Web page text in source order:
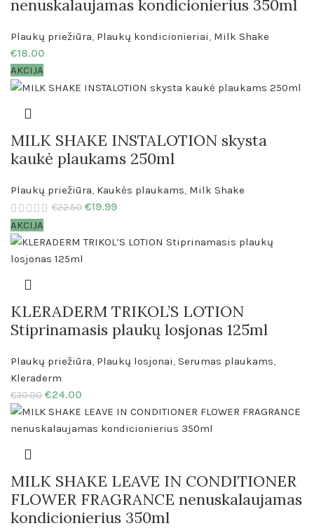
nenuskalaujamas kondicionierius 350ml
Plaukų priežiūra, Plaukų kondicionieriai, Milk Shake
€18.00
AKCIJA
MILK SHAKE INSTALOTION skysta
kaukė plaukams 250ml
Plaukų priežiūra, Kaukės plaukams, Milk Shake
€22.50 €19.99
AKCIJA
KLERADERM TRIKOL’S LOTION
Stiprinamasis plaukų losjonas 125ml
Plaukų priežiūra, Plaukų losjonai, Serumas plaukams,
Kleraderm
€30.00 €24.00
MILK SHAKE LEAVE IN CONDITIONER
FLOWER FRAGRANCE nenuskalaujamas
kondicionierius 350ml